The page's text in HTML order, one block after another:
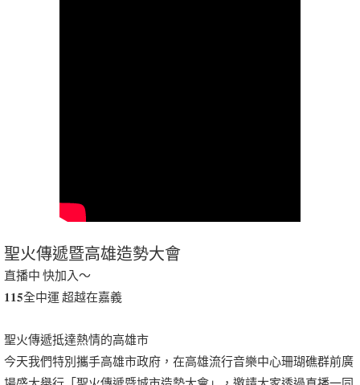
聖火傳遞暨高雄造勢大會
直播中 快加入～
𝟏𝟏𝟓全中運 超越在嘉義
聖火傳遞抵達熱情的高雄市
今天我們特別攜手高雄市政府，在高雄流行音樂中心珊瑚礁群前廣